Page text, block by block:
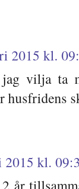
2015 kl.
vilja ta
husfridens
2015 kl.